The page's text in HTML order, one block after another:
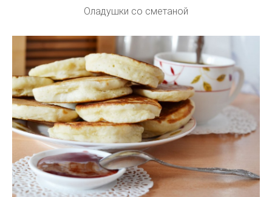
Оладушки со сметаной